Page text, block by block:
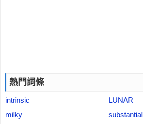
熱門詞條
intrinsic
LUNAR
milky
substantial